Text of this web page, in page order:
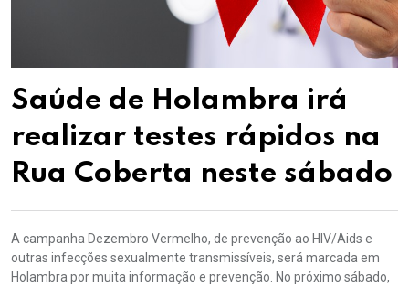
Saúde de Holambra irá
realizar testes rápidos na
Rua Coberta neste sábado
A campanha Dezembro Vermelho, de prevenção ao HIV/Aids e
outras infecções sexualmente transmissíveis, será marcada em
Holambra por muita informação e prevenção. No próximo sábado,